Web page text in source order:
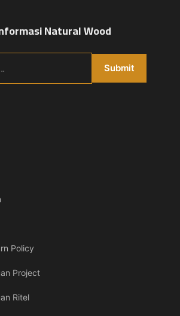
Natural Wood
Policy
Project
Ritel